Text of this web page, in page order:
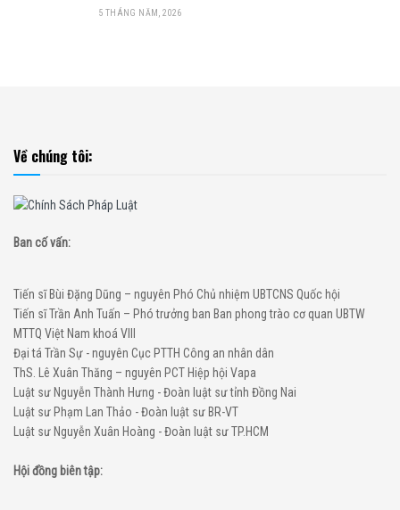
5 THÁNG NĂM, 2026
Về chúng tôi:
Ban cố vấn:
Tiến sĩ Bùi Đặng Dũng – nguyên Phó Chủ nhiệm UBTCNS Quốc hội
Tiến sĩ Trần Anh Tuấn – Phó trưởng ban Ban phong trào cơ quan UBTW
MTTQ Việt Nam khoá VIII
Đại tá Trần Sự - nguyên Cục PTTH Công an nhân dân
ThS. Lê Xuân Thăng – nguyên PCT Hiệp hội Vapa
Luật sư Nguyễn Thành Hưng - Đoàn luật sư tỉnh Đồng Nai
Luật sư Phạm Lan Thảo - Đoàn luật sư BR-VT
Luật sư Nguyễn Xuân Hoàng - Đoàn luật sư TP.HCM
Hội đồng biên tập: